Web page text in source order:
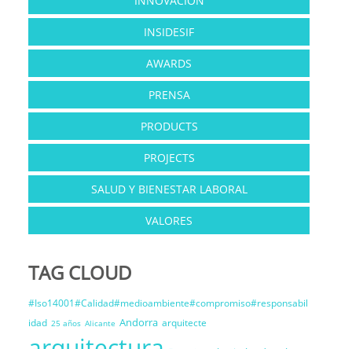
INSIDESIF
AWARDS
PRENSA
PRODUCTS
PROJECTS
SALUD Y BIENESTAR LABORAL
VALORES
TAG CLOUD
#Iso14001#Calidad#medioambiente#compromiso#responsabil
idad 25 años Alicante Andorra arquitecte